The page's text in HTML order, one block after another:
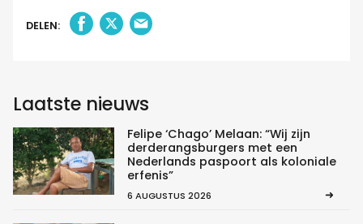
DELEN:
Laatste nieuws
Felipe ‘Chago’ Melaan: “Wij zijn
derderangsburgers met een
Nederlands paspoort als koloniale
erfenis”
6 AUGUSTUS 2026